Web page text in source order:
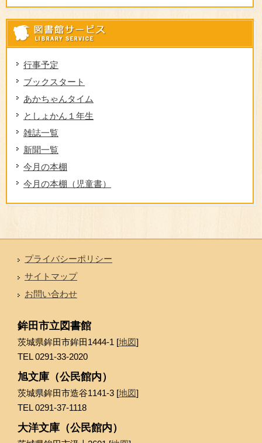
行事予定
ブックスタート
あかちゃんタイム
としょかん１年生
雑誌一覧
新聞一覧
今月の本棚
今月の本棚（児童書）
プライバシーポリシー
サイトマップ
お問い合わせ
鉾田市立図書館
茨城県鉾田市鉾田1444-1 [地図]
TEL 0291-33-2020
旭文庫（公民館内）
茨城県鉾田市造谷1141-3 [地図]
TEL 0291-37-1118
大洋文庫（公民館内）